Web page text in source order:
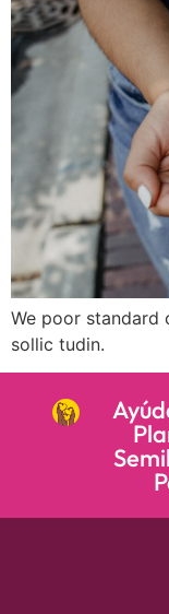
We poor standard
sollic tudin.